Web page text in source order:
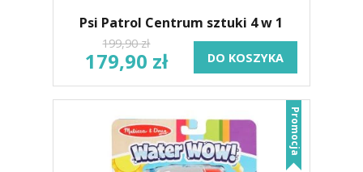
Psi Patrol Centrum sztuki 4 w 1
199,90 zł
179,90 zł DO KOSZYKA
Promocja